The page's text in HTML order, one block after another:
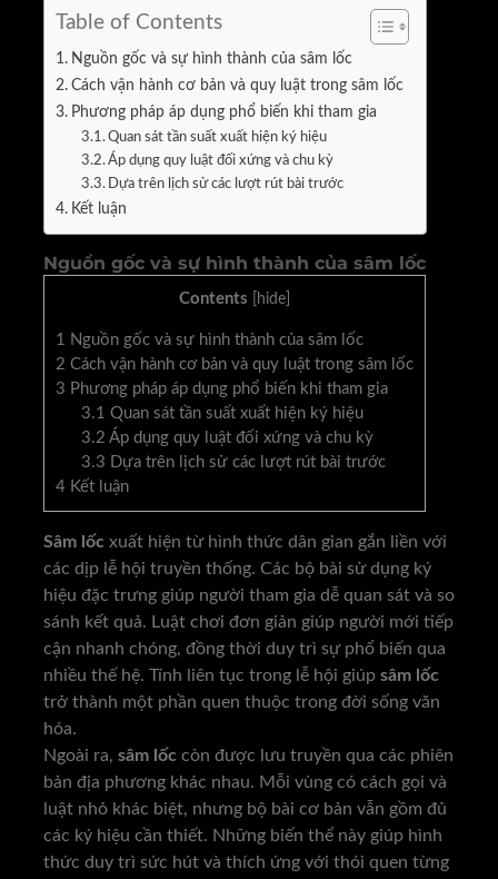
Table of Contents
Nguồn gốc và sự hình thành của sâm lốc
Cách vận hành cơ bản và quy luật trong sâm lốc
Phương pháp áp dụng phổ biến khi tham gia
Quan sát tần suất xuất hiện ký hiệu
Áp dụng quy luật đối xứng và chu kỳ
Dựa trên lịch sử các lượt rút bài trước
Kết luận
Nguồn gốc và sự hình thành của sâm lốc
Contents hide
1 Nguồn gốc và sự hình thành của sâm lốc
2 Cách vận hành cơ bản và quy luật trong sâm lốc
3 Phương pháp áp dụng phổ biến khi tham gia
3.1 Quan sát tần suất xuất hiện ký hiệu
3.2 Áp dụng quy luật đối xứng và chu kỳ
3.3 Dựa trên lịch sử các lượt rút bài trước
4 Kết luận
Sâm lốc xuất hiện từ hình thức dân gian gắn liền với
các dịp lễ hội truyền thống. Các bộ bài sử dụng ký
hiệu đặc trưng giúp người tham gia dễ quan sát và so
sánh kết quả. Luật chơi đơn giản giúp người mới tiếp
cận nhanh chóng, đồng thời duy trì sự phổ biến qua
nhiều thế hệ. Tính liên tục trong lễ hội giúp sâm lốc
trở thành một phần quen thuộc trong đời sống văn
hóa.
Ngoài ra, sâm lốc còn được lưu truyền qua các phiên
bản địa phương khác nhau. Mỗi vùng có cách gọi và
luật nhỏ khác biệt, nhưng bộ bài cơ bản vẫn gồm đủ
các ký hiệu cần thiết. Những biến thể này giúp hình
thức duy trì sức hút và thích ứng với thói quen từng